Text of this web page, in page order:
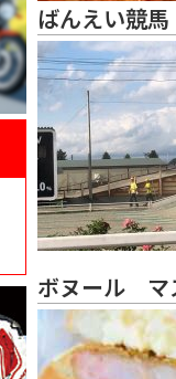
ばんえい競馬
ボヌール マ